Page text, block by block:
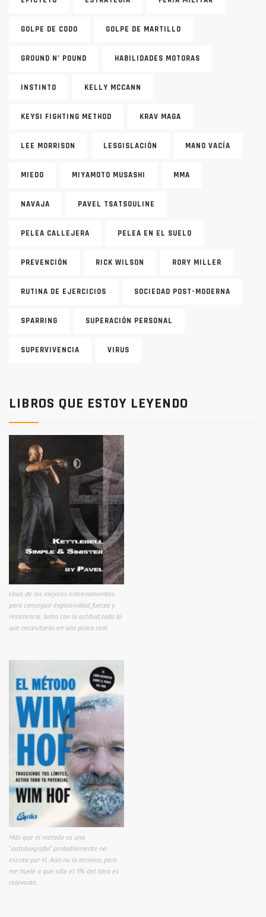
GOLPE DE CODO GOLPE DE MARTILLO
GROUND N’ POUND HABILIDADES MOTORAS
INSTINTO KELLY MCCANN
KEYSI FIGHTING METHOD KRAV MAGA
LEE MORRISON LESGISLACIÓN MANO VACÍA
MIEDO MIYAMOTO MUSASHI MMA
NAVAJA PAVEL TSATSOULINE
PELEA CALLEJERA PELEA EN EL SUELO
PREVENCIÓN RICK WILSON RORY MILLER
RUTINA DE EJERCICIOS SOCIEDAD POST-MODERNA
SPARRING SUPERACIÓN PERSONAL
SUPERVIVENCIA VIRUS
LIBROS QUE ESTOY LEYENDO
Unos de los mejores entrenamientos
para conseguir explosividad, fuerza y
resistencia. Junto con la actitud, todo lo
que necesitarás en una pelea real.
Más que el método es una
"autobiografía" probablemente no
escrita por él. Aún no lo termino, pero
me huele a que sólo el 5% del libro es
relevante.